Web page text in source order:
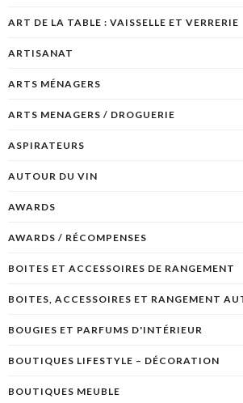
ART DE LA TABLE : VAISSELLE ET VERRERIE
ARTISANAT
ARTS MÉNAGERS
ARTS MENAGERS / DROGUERIE
ASPIRATEURS
AUTOUR DU VIN
AWARDS
AWARDS / RÉCOMPENSES
BOITES ET ACCESSOIRES DE RANGEMENT
BOITES, ACCESSOIRES ET RANGEMENT
BOUGIES ET PARFUMS D'INTÉRIEUR
BOUTIQUES LIFESTYLE – DÉCORATION
BOUTIQUES MEUBLE